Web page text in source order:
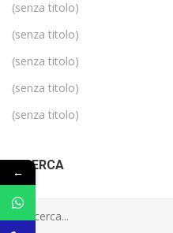
(senza titolo)
(senza titolo)
(senza titolo)
(senza titolo)
(senza titolo)
RICERCA
←